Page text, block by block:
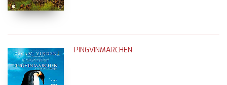
PINGVINMARCHEN